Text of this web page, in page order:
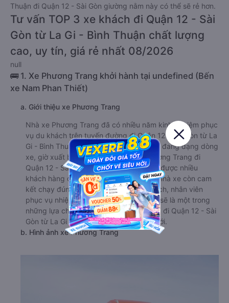
Thuận đi Quận 12 - Sài Gòn giường nằm này có thể sẽ rẻ hơn.
Tư vấn TOP 3 xe khách đi Quận 12 - Sài
Gòn từ La Gi - Bình Thuận chất lượng
cao, uy tín, giá rẻ nhất 08/2026
null
🚌 1. Xe Phương Trang khởi hành tại undefined (Bến
xe Nam Phan Thiết)
a. Giới thiệu xe Phương Trang
Nhà xe Phương Trang đã có nhiều năm kinh nghiệm phục
vụ du khách trên tuyến đường đi Quận 12 - Sài Gòn từ La
Gi - Bình Thuận . Với những ưu điểm như đang dạng dòng
xe, giờ xuất bến linh hoạt,… nhà xe Phương Trang đi
Quận 12 - Sài Gòn từ La Gi - Bình Thuận được nhiều
khách hàng đánh giá rất cao. Ngoài ra, nhà xe còn cam
kết chạy đúng giờ, không nhồi nhét khách, nhân viên
phục vụ nhiệt tình, chu đáo. Vì vậy, đây sẽ là một trong
những lựa chọn hàng đầu cho hành trình đi Quận 12 - Sài
Gòn từ La Gi - Bình Thuận của bạn sắp tới.
b. Hình ảnh xe Phương Trang